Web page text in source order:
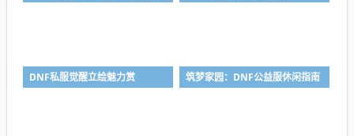
DNF私服觉醒立绘魅力赏 筑梦家园：DNF公益服休闲指南